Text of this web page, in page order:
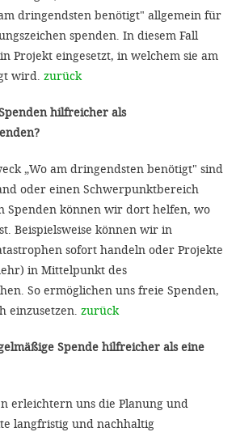
dringendsten benötigt" allgemein für
spenden. In diesem Fall
Projekt eingesetzt, in welchem sie am
wird. zurück
hilfreicher als
„Wo am dringendsten benötigt" sind
oder einen Schwerpunktbereich
Spenden können wir dort helfen, wo
Beispielsweise können wir in
sofort handeln oder Projekte
in Mittelpunkt des
So ermöglichen uns freie Spenden,
einzusetzen. zurück
Spende hilfreicher als eine
erleichtern uns die Planung und
langfristig und nachhaltig